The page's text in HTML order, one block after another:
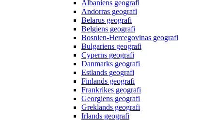
Albaniens geografi
Andorras geografi
Belarus geografi
Belgiens geografi
Bosnien-Hercegovinas geografi
Bulgariens geografi
Cyperns geografi
Danmarks geografi
Estlands geografi
Finlands geografi
Frankrikes geografi
Georgiens geografi
Greklands geografi
Irlands geografi